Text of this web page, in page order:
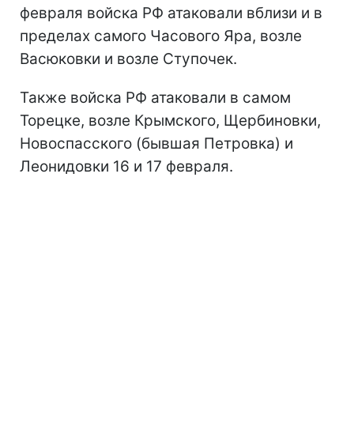
февраля войска РФ атаковали вблизи и в
пределах самого Часового Яра, возле
Васюковки и возле Ступочек.
Также войска РФ атаковали в самом
Торецке, возле Крымского, Щербиновки,
Новоспасского (бывшая Петровка) и
Леонидовки 16 и 17 февраля.